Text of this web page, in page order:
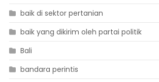
baik di sektor pertanian
baik yang dikirim oleh partai politik
Bali
bandara perintis